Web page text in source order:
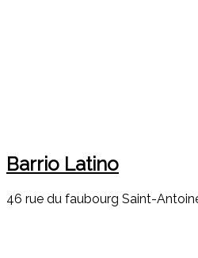
Barrio Latino
46 rue du faubourg Saint-